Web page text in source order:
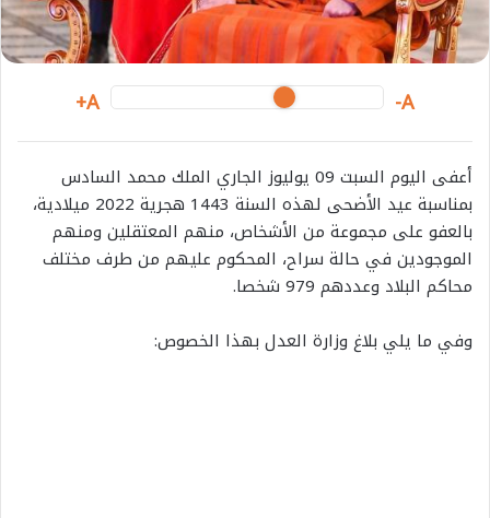
A-
A+
أعفى اليوم السبت 09 يوليوز الجاري الملك محمد السادس
بمناسبة عيد الأضحى لهذه السنة 1443 هجرية 2022 ميلادية،
بالعفو على مجموعة من الأشخاص، منهم المعتقلين ومنهم
الموجودين في حالة سراح، المحكوم عليهم من طرف مختلف
محاكم البلاد وعددهم 979 شخصا.
وفي ما يلي بلاغ وزارة العدل بهذا الخصوص: